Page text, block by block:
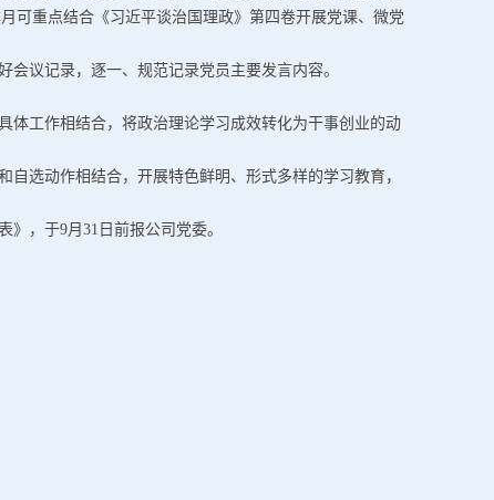
可重点结合《习近平谈治国理政》第四卷开展党课、微党
议记录，逐一、规范记录党员主要发言内容。
体工作相结合，将政治理论学习成效转化为干事创业的动
选动作相结合，开展特色鲜明、形式多样的学习教育，
，于9月31日前报公司党委。